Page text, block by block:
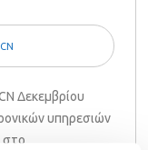
Δεκεμβρίου
υπηρεσιών
στο